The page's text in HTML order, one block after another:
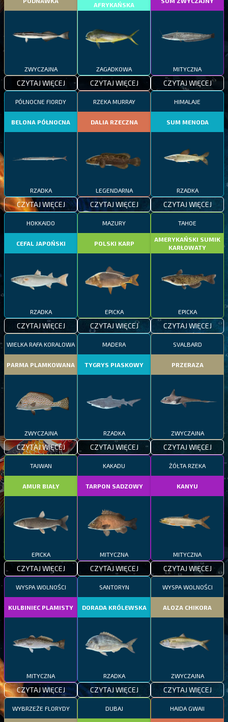
ZWYCZAJNA
CZYTAJ WIĘCEJ
AFRYKAŃSKA
ZAGADKOWA
CZYTAJ WIĘCEJ
MITYCZNA
CZYTAJ WIĘCEJ
PÓŁNOCNE FIORDY
BELONA PÓŁNOCNA
RZADKA
CZYTAJ WIĘCEJ
RZEKA MURRAY
DALIA RZECZNA
LEGENDARNA
CZYTAJ WIĘCEJ
HIMALAJE
SUM MENODA
RZADKA
CZYTAJ WIĘCEJ
HOKKAIDO
CEFAL JAPOŃSKI
RZADKA
CZYTAJ WIĘCEJ
MAZURY
POLSKI KARP
EPICKA
CZYTAJ WIĘCEJ
TAHOE
AMERYKAŃSKI SUMIK
KARŁOWATY
EPICKA
CZYTAJ WIĘCEJ
WIELKA RAFA KORALOWA
PARMA PLAMKOWANA
ZWYCZAJNA
CZYTAJ WIĘCEJ
MADERA
TYGRYS PIASKOWY
RZADKA
CZYTAJ WIĘCEJ
SVALBARD
PRZERAZA
ZWYCZAJNA
CZYTAJ WIĘCEJ
TAJWAN
AMUR BIAŁY
EPICKA
CZYTAJ WIĘCEJ
KAKADU
TARPON SADZOWY
MITYCZNA
CZYTAJ WIĘCEJ
ŻÓŁTA RZEKA
KANYU
MITYCZNA
CZYTAJ WIĘCEJ
WYSPA WOLNOŚCI
KULBINIEC PLAMISTY
MITYCZNA
CZYTAJ WIĘCEJ
SANTORYN
DORADA KRÓLEWSKA
RZADKA
CZYTAJ WIĘCEJ
WYSPA WOLNOŚCI
ALOZA CHIKORA
ZWYCZAJNA
CZYTAJ WIĘCEJ
WYBRZEŻE FLORYDY DUBAJ HAIDA GWAII